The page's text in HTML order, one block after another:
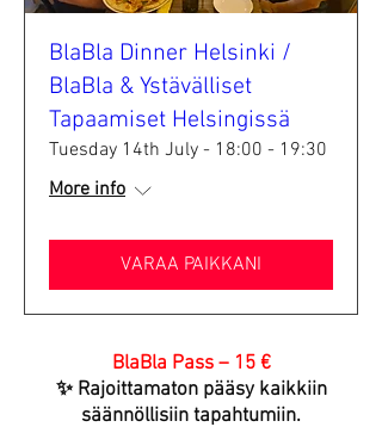
BlaBla Dinner Helsinki /
BlaBla & Ystävälliset
Tapaamiset Helsingissä
Tuesday 14th July - 18:00 - 19:30
More info
VARAA PAIKKANI
BlaBla Pass – 15 €
✨ Rajoittamaton pääsy kaikkiin
säännöllisiin tapahtumiin.